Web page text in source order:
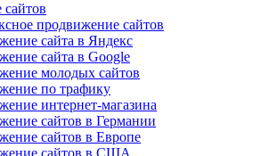
продвижение сайтов
сайта в Яндекс
сайта в Google
молодых сайтов
по трафику
интернет-магазина
сайтов в Германии
сайтов в Европе
сайтов в США